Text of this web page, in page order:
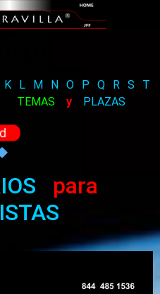
K L M N O P Q R S
T
TEMAS y PLAZAS
para